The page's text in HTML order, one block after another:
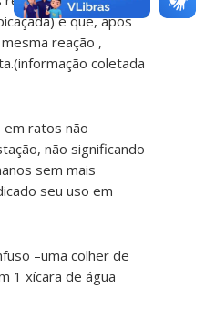
e que, após
reação ,
coletada
em ratos não
não significando
sem mais
seu uso em
–uma colher de
1 xícara de água